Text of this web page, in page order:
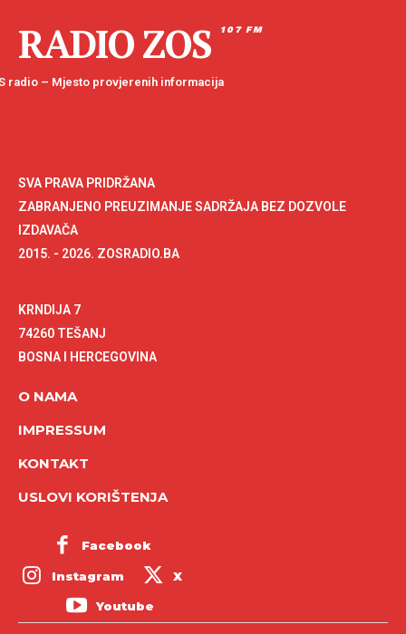
RADIO ZOS 107 FM
radio – Mjesto provjerenih informacija
SVA PRAVA PRIDRŽANA
ZABRANJENO PREUZIMANJE SADRŽAJA BEZ DOZVOLE
IZDAVAČA
2015. - 2026. ZOSRADIO.BA
KRNDIJA 7
74260 TEŠANJ
BOSNA I HERCEGOVINA
O NAMA
IMPRESSUM
KONTAKT
USLOVI KORIŠTENJA
Facebook
Instagram X
Youtube